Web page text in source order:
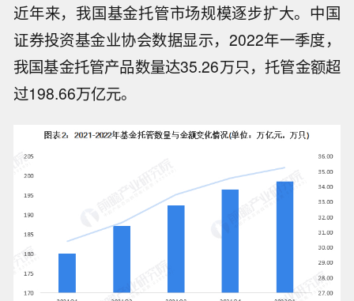
近年来，我国基金托管市场规模逐步扩大。中国
证券投资基金业协会数据显示，2022年一季度，
我国基金托管产品数量达35.26万只，托管金额超
过198.66万亿元。